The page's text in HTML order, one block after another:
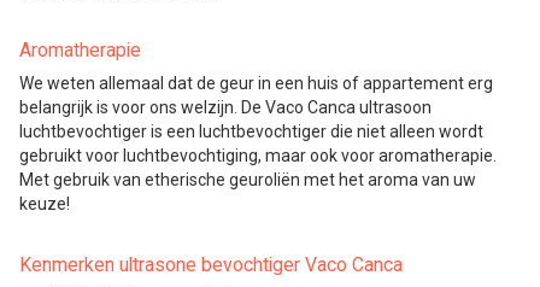
Aromatherapie
We weten allemaal dat de geur in een huis of appartement erg
belangrijk is voor ons welzijn. De Vaco Canca ultrasoon
luchtbevochtiger is een luchtbevochtiger die niet alleen wordt
gebruikt voor luchtbevochtiging, maar ook voor aromatherapie.
Met gebruik van etherische geuroliën met het aroma van uw
keuze!
Kenmerken ultrasone bevochtiger Vaco Canca